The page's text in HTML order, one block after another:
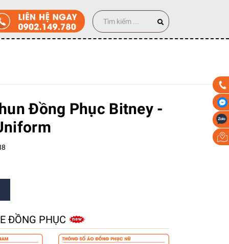
cái
Đồng Phục Bitney -
ĐỒNG PHỤC